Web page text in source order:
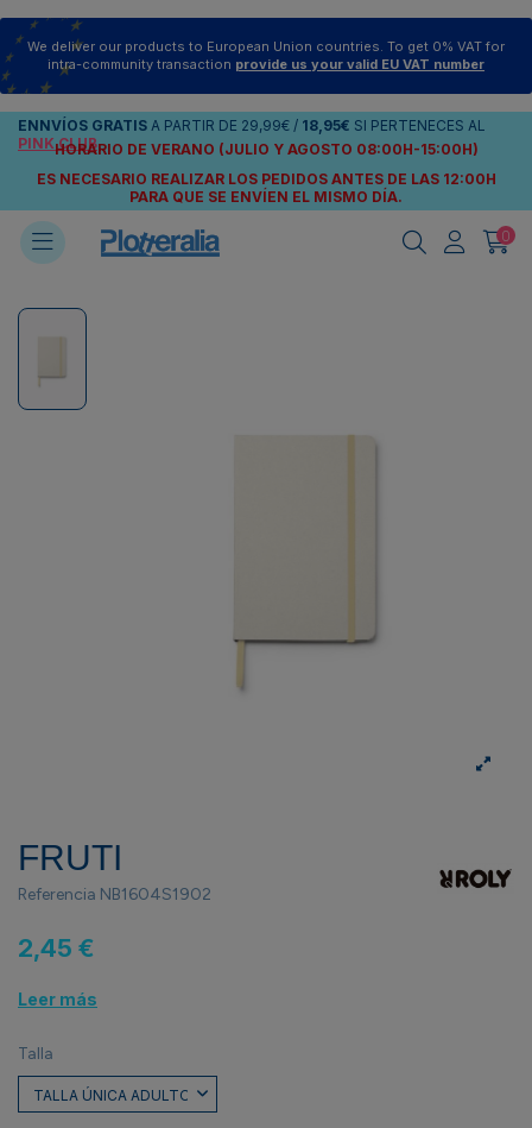
We deliver our products to European Union countries. To get 0% VAT for
intra-community transaction provide us your valid EU VAT number
ENNVÍOS GRATIS A PARTIR DE 29,99€ / 18,95€ SI PERTENECES AL
PINK CLUB
HORARIO DE VERANO (JULIO Y AGOSTO 08:00H-15:00H)
ES NECESARIO REALIZAR LOS PEDIDOS ANTES DE LAS 12:00H
PARA QUE SE ENVÍEN EL MISMO DÍA.
0
FRUTI
Referencia NB1604S1902
2,45 €
Leer más
Talla